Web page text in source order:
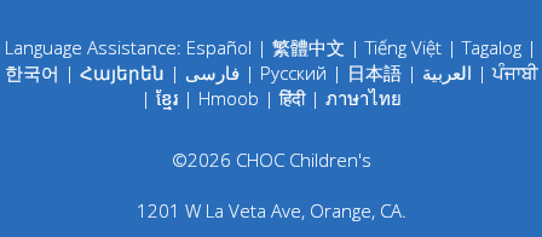
Language Assistance: Español | 繁體中文 |Tiếng Việt |Tagalog |
한국어 | Հայերեն | فارسی| Русский | 日本語| العربية |ਪੰਜਾਬੀ
| ខ្មែរ | Hmoob |हिंदी| ภาษาไทย
©2026 CHOC Children's
1201 W La Veta Ave, Orange, CA.